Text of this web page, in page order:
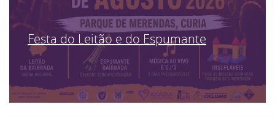
Festa do Leitão e do Espumante